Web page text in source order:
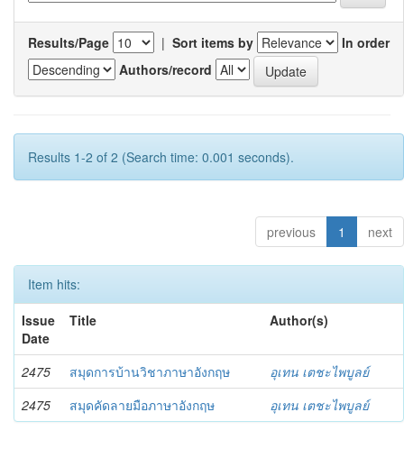
Results/Page | Sort items by
In order
Authors/record
Results 1-2 of 2 (Search time: 0.001 seconds).
previous 1 next
Item hits:
Issue
Date
Title Author(s)
2475 สมุดการบ้านวิชาภาษาอังกฤษ
อุเทน เตชะไพบูลย์
2475
สมุดคัดลายมือภาษาอังกฤษ อุเทน เตชะไพบูลย์